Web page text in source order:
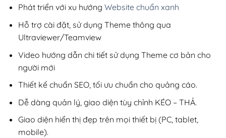
Phát triển với xu hướng Website chuẩn xanh
Hỗ trợ cài đặt, sử dụng Theme thông qua
Ultraviewer/Teamview
Video hướng dẫn chi tiết sử dụng Theme cơ bản cho
người mới
Thiết kế chuẩn SEO, tối ưu chuẩn cho quảng cáo.
Dễ dàng quản lý, giao diện tùy chỉnh KÉO – THẢ.
Giao diện hiển thị đẹp trên mọi thiết bị (PC, tablet,
mobile).